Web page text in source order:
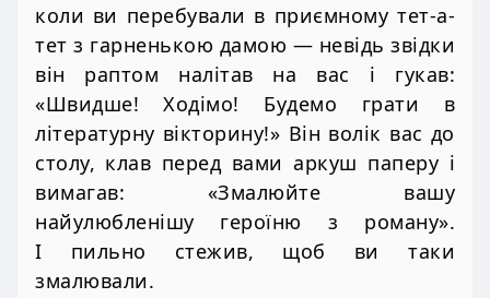
коли ви перебували в приємному тет-а-
тет з гарненькою дамою — невідь звідки
він раптом налітав на вас і гукав:
«Швидше! Ходімо! Будемо грати в
літературну вікторину!» Він волік вас до
столу, клав перед вами аркуш паперу і
вимагав: «Змалюйте вашу
найулюбленішу героїню з роману».
І пильно стежив, щоб ви таки
змалювали.